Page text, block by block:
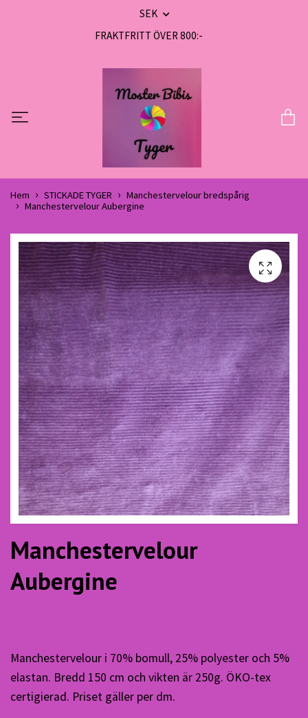
SEK
FRAKTFRITT ÖVER 800:-
Hem STICKADE TYGER
Manchestervelour bredspårig
Manchestervelour Aubergine
Manchestervelour
Aubergine
Manchestervelour i 70% bomull, 25% polyester och 5%
elastan. Bredd 150 cm och vikten är 250g. ÖKO-tex
certigierad. Priset gäller per dm.